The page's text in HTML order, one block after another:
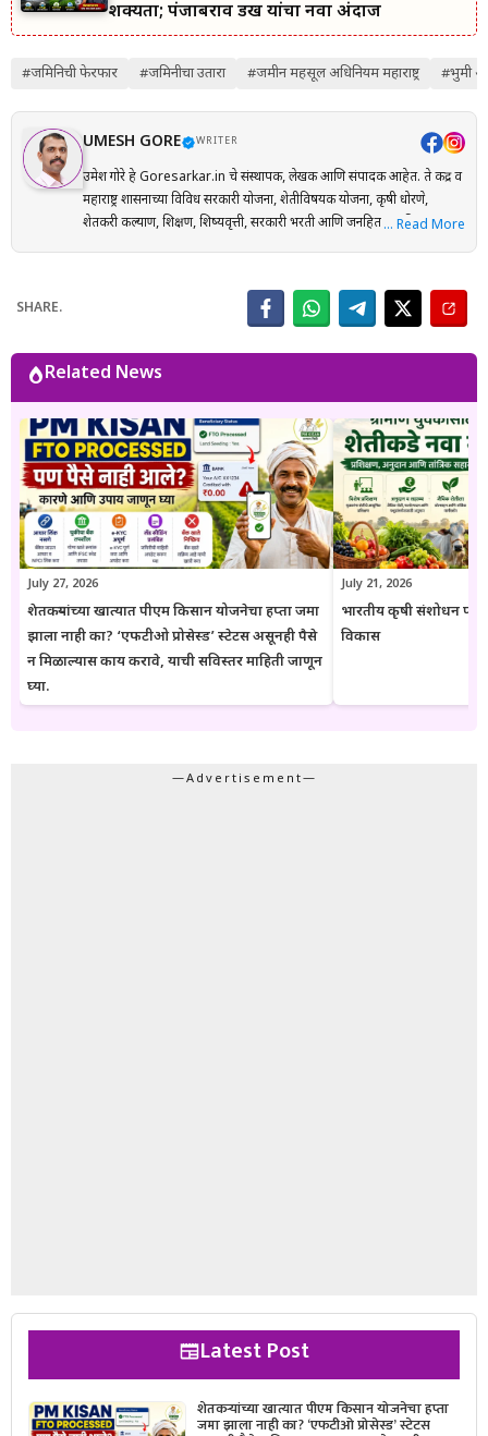
शक्यता; पंजाबराव डख यांचा नवा अंदाज
#जमिनिची फेरफार #जमिनीचा उतारा #जमीन महसूल अधिनियम महाराष्ट्र #भुमी
UMESH GORE WRITER
उमेश गोरे हे Goresarkar.in चे संस्थापक, लेखक आणि संपादक आहेत. ते केंद्र व
महाराष्ट्र शासनाच्या विविध सरकारी योजना, शेतीविषयक योजना, कृषी धोरणे,
शेतकरी कल्याण, शिक्षण, शिष्यवृत्ती, सरकारी भरती आणि जनहिताच्या विषयांवर
आणि संबंधित अधिकृत स्रोतांचा संदर्भ घेऊन माहितीची पडताळणी केली जाते.
वाचकांना अर्ज प्रक्रिया, पात्रता, आवश्यक कागदपत्रे, लाभ, अंतिम मुदत आणि
भर असतो. Goresarkar.in चा उद्देश महाराष्ट्रातील शेतकरी, विद्यार्थी, महिला,
युवक आणि सर्वसामान्य नागरिकांपर्यंत विश्वासार्ह, अद्ययावत आणि उपयुक्त माहिती
पोहोचवणे हा आहे. प्रकाशित माहिती वेळोवेळी अद्ययावत ठेवण्याचा प्रयत्न केला
जातो. अधिकृत निर्णयामध्ये बदल झाल्यास संबंधित लेख देखील अद्ययावत करण्यात
येतात. या संकेतस्थळावरील माहिती ही केवळ जनजागृती आणि मार्गदर्शनाच्या
उद्देशाने प्रकाशित केली जाते. कोणत्याही सरकारी योजनेसाठी अर्ज करण्यापूर्वी
संबंधित विभागाच्या अधिकृत संकेतस्थळावरील माहिती, नियम आणि अटींची
पडताळणी करण्याचा सल्ला दिला जातो.
… Read More
SHARE.
Related News
July 27, 2026
शेतकऱ्यांच्या खात्यात पीएम किसान योजनेचा हप्ता जमा
झाला नाही का? ‘एफटीओ प्रोसेस्ड’ स्टेटस असूनही पैसे
न मिळाल्यास काय करावे, याची सविस्तर माहिती जाणून
घ्या.
July 21, 2026
भारतीय कृषी संशोधन
विकास
—Advertisement—
Latest Post
शेतकऱ्यांच्या खात्यात पीएम किसान योजनेचा हप्ता
जमा झाला नाही का? ‘एफटीओ प्रोसेस्ड’ स्टेटस